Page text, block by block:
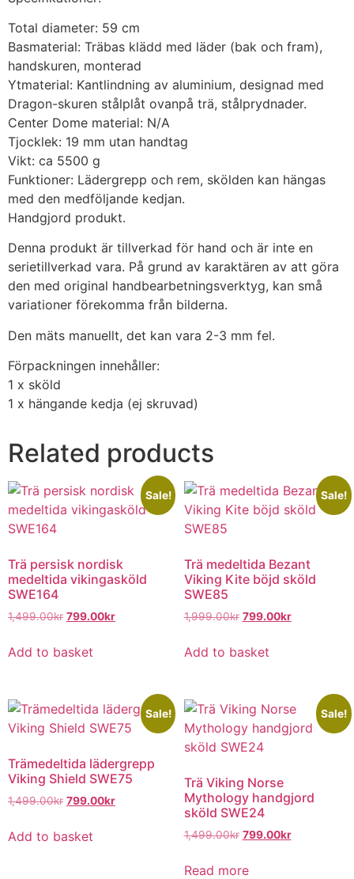
Total diameter: 59 cm
Basmaterial: Träbas klädd med läder (bak och fram),
handskuren, monterad
Ytmaterial: Kantlindning av aluminium, designad med
Dragon-skuren stålplåt ovanpå trä, stålprydnader.
Center Dome material: N/A
Tjocklek: 19 mm utan handtag
Vikt: ca 5500 g
Funktioner: Lädergrepp och rem, skölden kan hängas
med den medföljande kedjan.
Handgjord produkt.
Denna produkt är tillverkad för hand och är inte en
serietillverkad vara. På grund av karaktären av att göra
den med original handbearbetningsverktyg, kan små
variationer förekomma från bilderna.
Den mäts manuellt, det kan vara 2-3 mm fel.
Förpackningen innehåller:
1 x sköld
1 x hängande kedja (ej skruvad)
Related products
Sale!
Trä persisk nordisk
medeltida vikingasköld
SWE164
1,499.00kr 799.00kr
Add to basket
Sale!
Trä medeltida Bezant
Viking Kite böjd sköld
SWE85
1,999.00kr 799.00kr
Add to basket
Sale!
Trämedeltida lädergrepp
Viking Shield SWE75
1,499.00kr 799.00kr
Add to basket
Sale!
Trä Viking Norse
Mythology handgjord
sköld SWE24
1,499.00kr 799.00kr
Read more